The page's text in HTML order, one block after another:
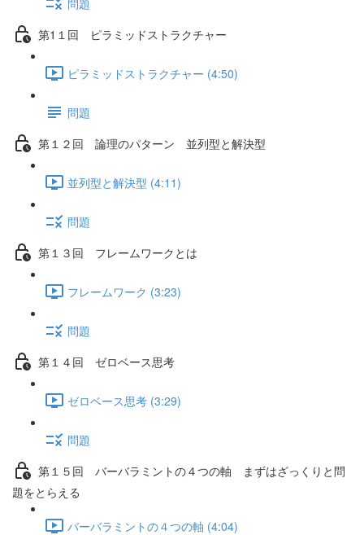
第1１回 ピラミッドストラクチャー
ピラミッドストラクチャー (4:50)
問題
第１２回 論理のパターン 並列型と解決型
並列型と解決型 (4:11)
問題
第１３回 フレームワークとは
フレームワーク (3:23)
問題
第１４回 ゼロベース思考
ゼロベース思考 (3:29)
問題
第１５回 バーバラミントの４つの軸 まずはざっくりと問
題をとらえる
バーバラミントの４つの軸 (4:04)